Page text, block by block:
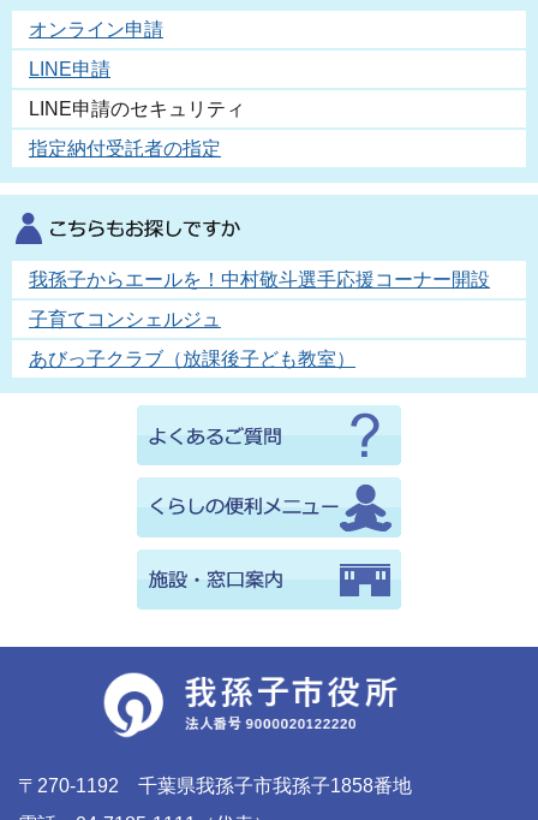
オンライン申請
LINE申請
LINE申請のセキュリティ
指定納付受託者の指定
我孫子からエールを！中村敬斗選手応援コーナー開設
子育てコンシェルジュ
あびっ子クラブ（放課後子ども教室）
〒270-1192 千葉県我孫子市我孫子1858番地